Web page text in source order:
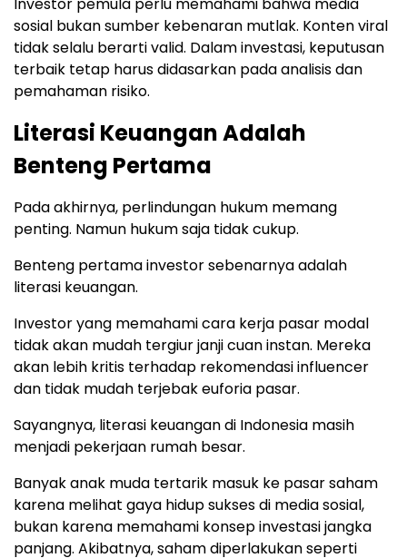
Investor pemula perlu memahami bahwa media
sosial bukan sumber kebenaran mutlak. Konten viral
tidak selalu berarti valid. Dalam investasi, keputusan
terbaik tetap harus didasarkan pada analisis dan
pemahaman risiko.
Literasi Keuangan Adalah
Benteng Pertama
Pada akhirnya, perlindungan hukum memang
penting. Namun hukum saja tidak cukup.
Benteng pertama investor sebenarnya adalah
literasi keuangan.
Investor yang memahami cara kerja pasar modal
tidak akan mudah tergiur janji cuan instan. Mereka
akan lebih kritis terhadap rekomendasi influencer
dan tidak mudah terjebak euforia pasar.
Sayangnya, literasi keuangan di Indonesia masih
menjadi pekerjaan rumah besar.
Banyak anak muda tertarik masuk ke pasar saham
karena melihat gaya hidup sukses di media sosial,
bukan karena memahami konsep investasi jangka
panjang. Akibatnya, saham diperlakukan seperti